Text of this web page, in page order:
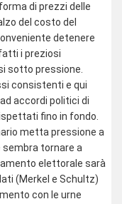
di prezzi delle
del costo del
detenere
i preziosi
sotto pressione.
consistenti e qui
accordi politici di
fino in fondo.
metta pressione a
tornare a
elettorale sarà
(Merkel e Schultz)
con le urne